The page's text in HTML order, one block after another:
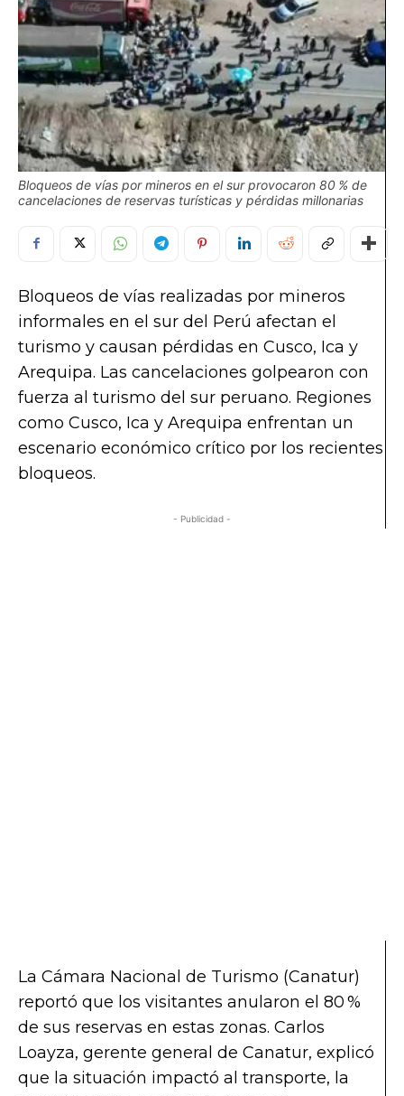
Bloqueos de vías por mineros en el sur provocaron 80 % de
cancelaciones de reservas turísticas y pérdidas millonarias
Bloqueos de vías realizadas por mineros
informales en el sur del Perú afectan el
turismo y causan pérdidas en Cusco, Ica y
Arequipa. Las cancelaciones golpearon con
fuerza al turismo del sur peruano. Regiones
como Cusco, Ica y Arequipa enfrentan un
escenario económico crítico por los recientes
bloqueos.
- Publicidad -
La Cámara Nacional de Turismo (Canatur)
reportó que los visitantes anularon el 80 %
de sus reservas en estas zonas. Carlos
Loayza, gerente general de Canatur, explicó
que la situación impactó al transporte, la